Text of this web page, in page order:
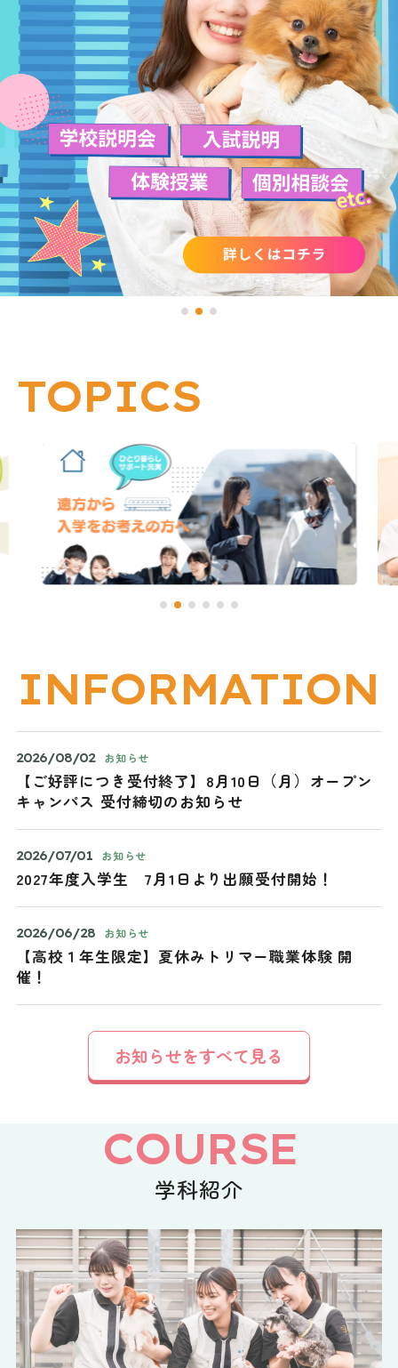
TOPICS
INFORMATION
2026/08/02 お知らせ
【ご好評につき受付終了】8月10日（月）オープン
キャンパス 受付締切のお知らせ
2026/07/01 お知らせ
2027年度入学生 7月1日より出願受付開始！
2026/06/28 お知らせ
【高校１年生限定】夏休みトリマー職業体験 開
催！
お知らせをすべて見る
COURSE
学科紹介